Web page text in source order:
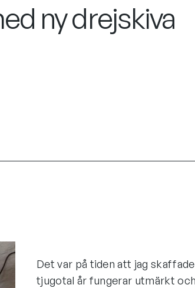
ny drejskiva
Det var på tiden att jag
tjugotal år fungerar utmärkt